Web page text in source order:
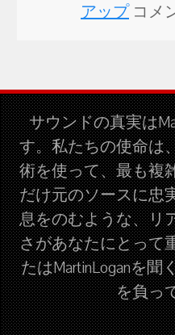
アップコメ
サウンドの真実は
す。私たちの使命は
術を使って、最も複
だけ元のソースに忠
息をのむような、リ
さがあなたにとって
たはMartinLoganを
を負っ